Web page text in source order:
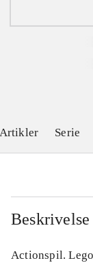
Serie
Beskrivelse
Actionspil.